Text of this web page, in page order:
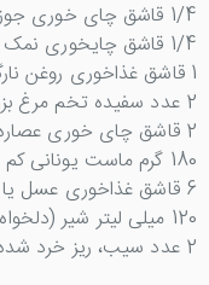
1/4 قاشق چای خوری جوز هندی
1/4 قاشق چایخوری نمک
1 قاشق غذاخوری روغن نارگیل یا کره ذوب شده
2 عدد سفیده تخم مرغ بزرگ، به دمای اتاق رسیده
2 قاشق چای خوری عصاره وانیل
180 گرم ماست یونانی کم چرب
6 قاشق غذاخوری عسل یا شیره افرا
120 میلی لیتر شیر (دلخواه)
2 عدد سیب، ریز خرد شده